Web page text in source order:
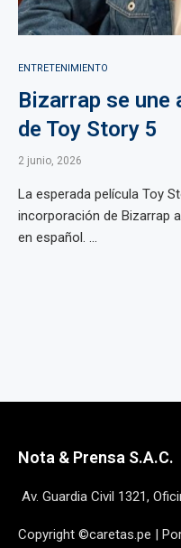
ENTRETENIMIENTO
Bizarrap se une
de Toy Story 5
2 junio, 2026
La esperada película Toy
incorporación de Bizarrap
en español. ...
Nota & Prensa S.A.C.
Av. Guardia Civil 1321,
Copyright ©caretas.pe |